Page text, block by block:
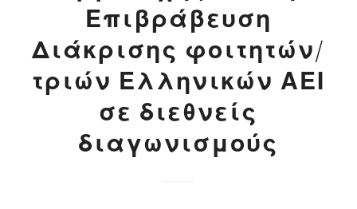
Επιβράβευση
Διάκρισης φοιτητών/
τριών Ελληνικών ΑΕΙ
σε διεθνείς
διαγωνισμούς